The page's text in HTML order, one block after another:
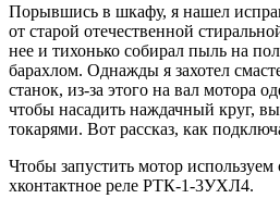
Порывшись в шкафу, я нашел
от старой отечественной
нее и тихонько собирал пыль на
барахлом. Однажды я захотел
станок, из-за этого на вал мотора
чтобы насадить наждачный круг,
токарями. Вот рассказ, как
Чтобы запустить мотор используем
хконтактное реле РТК-1-3УХЛ4.